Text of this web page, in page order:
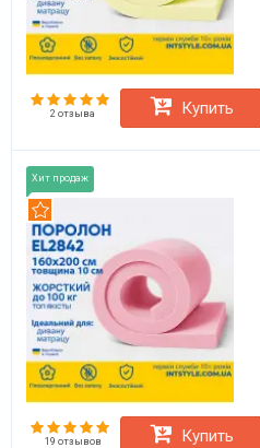
2 отзыва Купить
Хит продаж
19 отзывов Купить